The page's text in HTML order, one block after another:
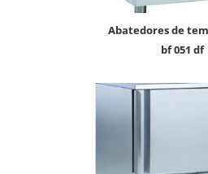
abatedores de temperatura
bf 051 df